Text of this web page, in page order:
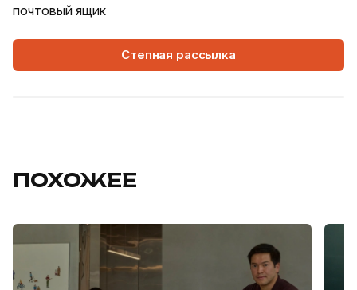
почтовый ящик
Степная рассылка
ПОХОЖЕЕ